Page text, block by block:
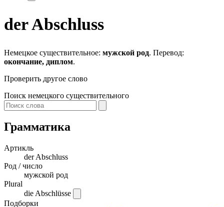
derAbschluss
Немецкое существительное: мужской род. Перевод:
окончание, диплом.
Проверить другое слово
Поиск немецкого существительного
Грамматика
Артикль
derAbschluss
Род / число
мужской род
Plural
die Abschlüsse
Подборки